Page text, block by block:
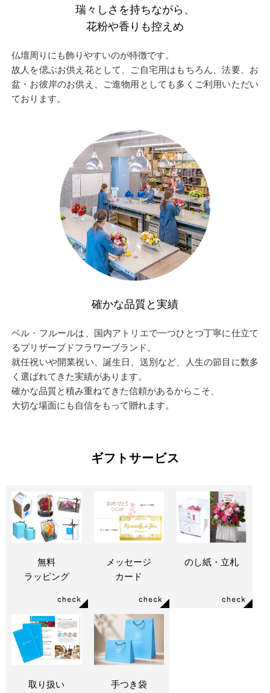
瑞々しさを持ちながら、
花粉や香りも控えめ
仏壇周りにも飾りやすいのが特徴です。
故人を偲ぶお供え花として、ご自宅用はもちろん、法要、お
盆・お彼岸のお供え、ご進物用としても多くご利用いただい
ております。
確かな品質と実績
ベル・フルールは、国内アトリエで一つひとつ丁寧に仕立て
るプリザーブドフラワーブランド。
就任祝いや開業祝い、誕生日、送別など、人生の節目に数多
く選ばれてきた実績があります。
確かな品質と積み重ねてきた信頼があるからこそ、
大切な場面にも自信をもって贈れます。
ギフトサービス
無料
ラッピング
メッセージ
カード
のし紙・立札
取り扱い 手つき袋